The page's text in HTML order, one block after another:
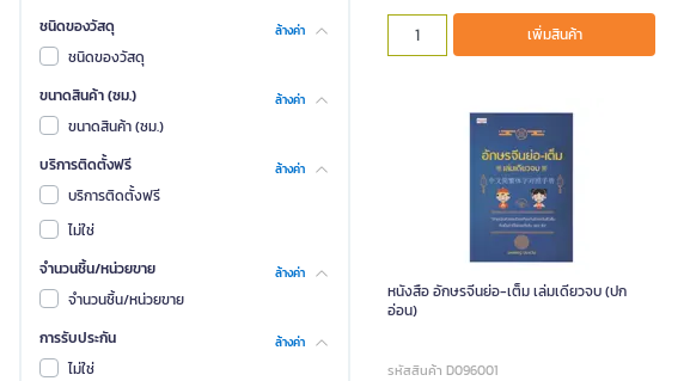
ชนิดของวัสดุ
ล้างค่า
ชนิดของวัสดุ
ขนาดสินค้า (ซม.)
ล้างค่า
ขนาดสินค้า (ซม.)
บริการติดตั้งฟรี
ล้างค่า
บริการติดตั้งฟรี
ไม่ใช่
จำนวนชิ้น/หน่วยขาย
ล้างค่า
จำนวนชิ้น/หน่วยขาย
การรับประกัน
ล้างค่า
ไม่ใช่
เพิ่มสินค้า
หนังสือ อักษรจีนย่อ-เต็ม เล่มเดียวจบ (ปก
อ่อน)
รหัสสินค้า D096001